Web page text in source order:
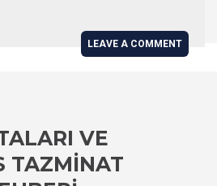
LEAVE A COMMENT
VE
TAZMINAT